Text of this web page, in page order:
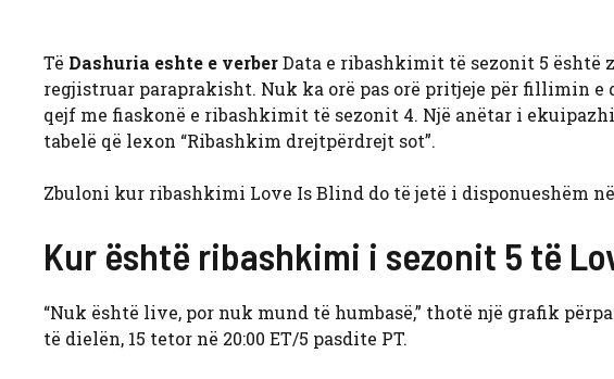
Të Dashuria eshte e verberData e ribashkimit të sezonit 5 është
regjistruar paraprakisht. Nuk ka orë pas orë pritjeje për fillimin
qejf me fiaskonë e ribashkimit të sezonit 4. Një anëtar i
tabelë që lexon “Ribashkim drejtpërdrejt sot”.
Zbuloni kur ribashkimi Love Is Blind do të jetë i disponueshëm
Kur është ribashkimi i sezonit 5 të
“Nuk është live, por nuk mund të humbasë,” thotë një grafik
të dielën, 15 tetor në 20:00 ET/5 pasdite PT.